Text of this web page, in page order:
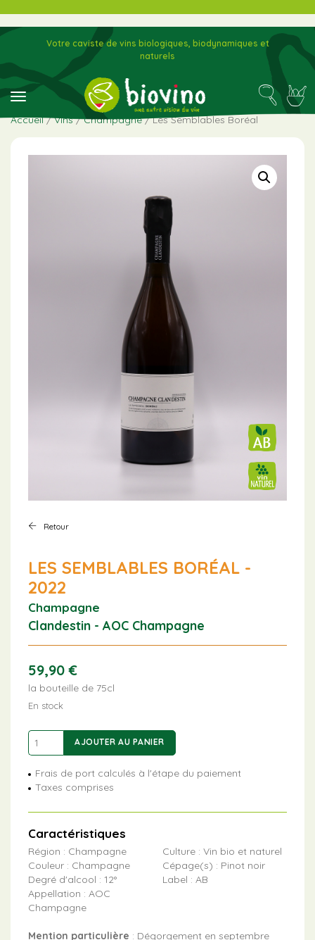
toggle navigation
Votre caviste de vins biologiques, biodynamiques et
naturels
Accueil/Vins/Champagne/ Les Semblables Boréal
Retour
LES SEMBLABLES BORÉAL -
2022
Champagne
Clandestin - AOC Champagne
59,90€
la bouteille de 75cl
En stock
quantité
de
Semblables
Boréal
AJOUTER AU PANIER
Frais de port calculés à l'étape du paiement
Taxes comprises
Caractéristiques
Région : Champagne
Couleur : Champagne
Degré d'alcool : 12°
Appellation : AOC
Champagne
Culture : Vin bio et naturel
Cépage(s) : Pinot noir
Label : AB
Mention particulière : Dégorgement en septembre